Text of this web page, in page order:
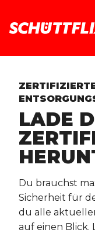
LADE
Du brauchst
Sicherheit für
du alle
auf einen Blick.